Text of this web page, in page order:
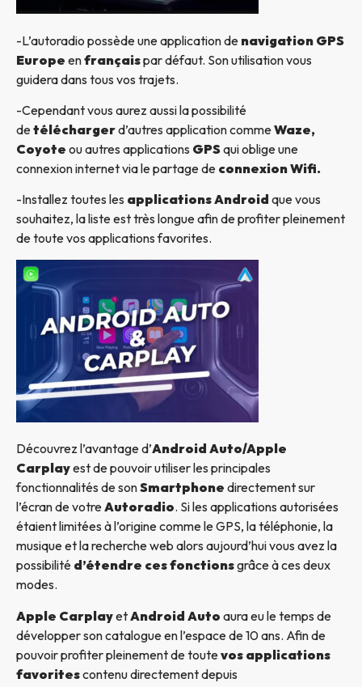
-L’autoradio possède une application de navigation GPS
Europe enfrançaispar défaut. Son utilisation vous
guidera dans tous vos trajets.
-Cependant vous aurez aussi la possibilité
detéléchargerd’autres application commeWaze,
Coyote ou autres applications GPSqui oblige une
connexion internet via le partage de connexion Wifi.
-Installez toutes les applications Android que vous
souhaitez, la liste est très longue afin de profiter pleinement
de toute vos applications favorites.
Découvrez l’avantage d’Android Auto/Apple
Carplayest de pouvoir utiliser les principales
fonctionnalités de sonSmartphone directement sur
l’écran de votreAutoradio. Si les applications autorisées
étaient limitées à l’origine comme le GPS, la téléphonie, la
musique et la recherche web alors aujourd’hui vous avez la
possibilité d’étendre ces fonctionsgrâce à ces deux
modes.
Apple CarplayetAndroid Auto aura eu le temps de
développer son catalogue en l’espace de 10 ans. Afin de
pouvoir profiter pleinement de toutevos applications
favoritescontenu directement depuis